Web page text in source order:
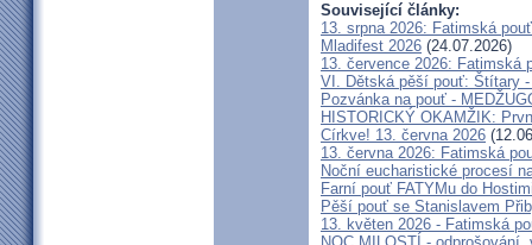
Související články:
13. srpna 2026: Fatimská
Mladifest 2026 (24.07.2026)
13. července 2026: Fatimská
VI. Dětská pěší pouť: Štítary
Pozvánka na pouť -
HISTORICKÝ OKAMŽIK:
Církve! 13. června 2026
13. června 2026: Fatimská
Noční eucharistické procesí
Farní pouť FATYMu do
Pěší pouť se Stanislavem
13. květen 2026 - Fatimská